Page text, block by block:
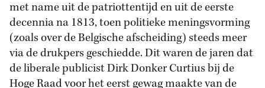
met name uit de patriottentijd en uit de eerste
decennia na 1813, toen politieke meningsvorming
(zoals over de Belgische afscheiding) steeds meer
via de drukpers geschiedde. Dit waren de jaren dat
de liberale publicist Dirk Donker Curtius bij de
Hoge Raad voor het eerst gewag maakte van de